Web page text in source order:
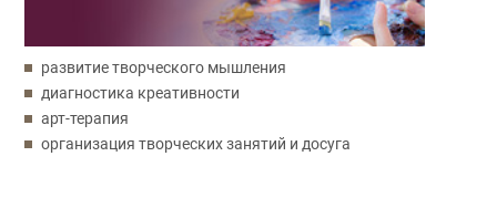
развитие творческого мышления
диагностика креативности
арт-терапия
организация творческих занятий и досуга